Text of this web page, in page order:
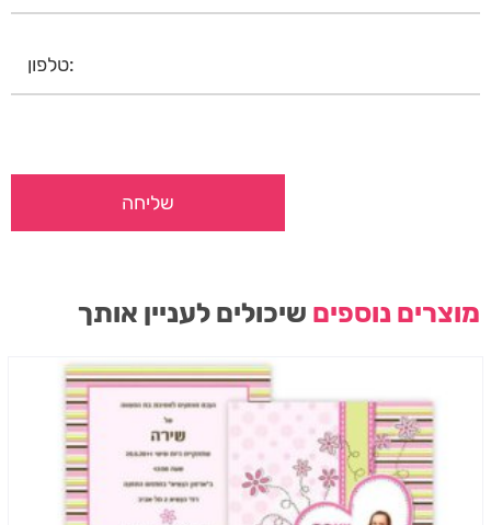
מוצרים נוספים שיכולים לעניין אותך